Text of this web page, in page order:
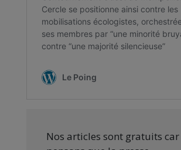
Nos articles sont gratuits